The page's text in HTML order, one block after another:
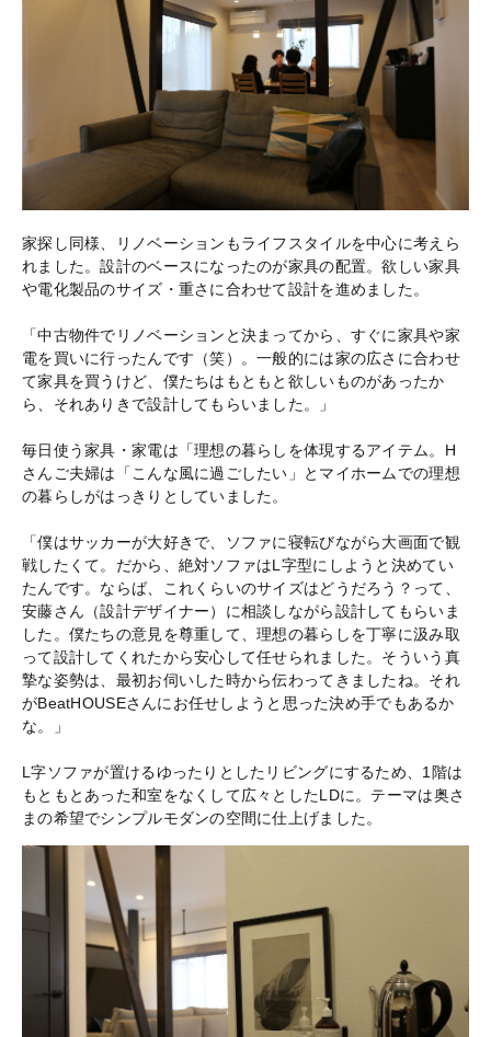
家探し同様、リノベーションもライフスタイルを中心に考えら
れました。設計のベースになったのが家具の配置。欲しい家具
や電化製品のサイズ・重さに合わせて設計を進めました。
「中古物件でリノベーションと決まってから、すぐに家具や家
電を買いに行ったんです（笑）。一般的には家の広さに合わせ
て家具を買うけど、僕たちはもともと欲しいものがあったか
ら、それありきで設計してもらいました。」
毎日使う家具・家電は「理想の暮らしを体現するアイテム。H
さんご夫婦は「こんな風に過ごしたい」とマイホームでの理想
の暮らしがはっきりとしていました。
「僕はサッカーが大好きで、ソファに寝転びながら大画面で観
戦したくて。だから、絶対ソファはL字型にしようと決めてい
たんです。ならば、これくらいのサイズはどうだろう？って、
安藤さん（設計デザイナー）に相談しながら設計してもらいま
した。僕たちの意見を尊重して、理想の暮らしを丁寧に汲み取
って設計してくれたから安心して任せられました。そういう真
摯な姿勢は、最初お伺いした時から伝わってきましたね。それ
がBeatHOUSEさんにお任せしようと思った決め手でもあるか
な。」
L字ソファが置けるゆったりとしたリビングにするため、1階は
もともとあった和室をなくして広々としたLDに。テーマは奥さ
まの希望でシンプルモダンの空間に仕上げました。